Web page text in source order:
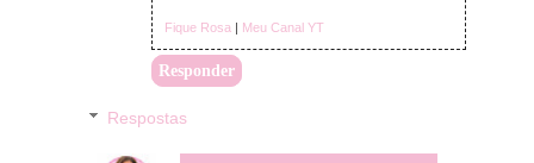
Fique Rosa | Meu Canal YT
Responder
Respostas